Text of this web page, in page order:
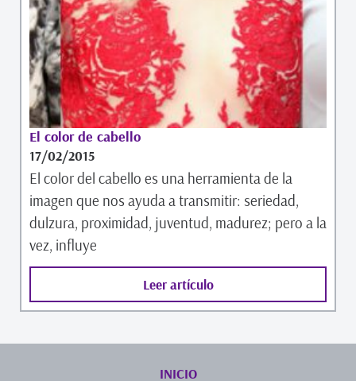
El color de cabello
17/02/2015
El color del cabello es una herramienta de la
imagen que nos ayuda a transmitir: seriedad,
dulzura, proximidad, juventud, madurez; pero a la
vez, influye
Leer artículo
INICIO